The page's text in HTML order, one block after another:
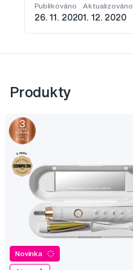
Publikováno
26. 11. 2020
Aktualizováno
1. 12. 2020
Produkty
Novinka